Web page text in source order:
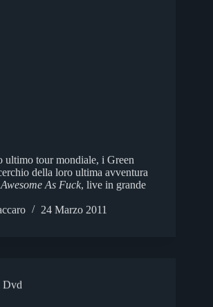
ultimo tour mondiale, i Green
della loro ultima avventura
Awesome As Fuck, live in grande
24 Marzo 2011
Dvd